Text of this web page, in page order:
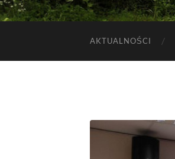
AKTUALNOŚCI